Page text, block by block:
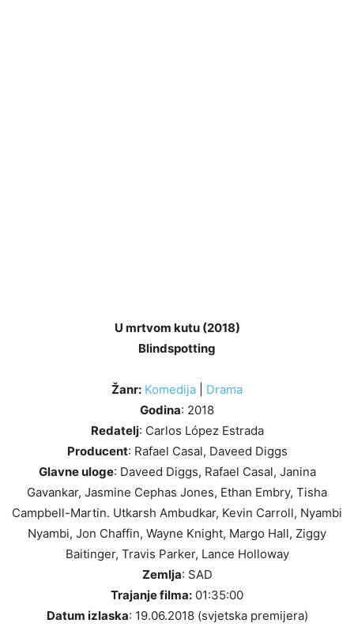
U mrtvom kutu (2018)
Blindspotting
Žanr: Komedija
Drama
Godina: 2018
Redatelj: Carlos López Estrada
Producent: Rafael Casal, Daveed Diggs
Glavne uloge: Daveed Diggs, Rafael Casal, Janina
Gavankar, Jasmine Cephas Jones, Ethan Embry, Tisha
Campbell-Martin. Utkarsh Ambudkar, Kevin Carroll, Nyambi
Nyambi, Jon Chaffin, Wayne Knight, Margo Hall, Ziggy
Baitinger, Travis Parker, Lance Holloway
Zemlja: SAD
Trajanje filma: 01:35:00
Datum izlaska: 19.06.2018 (svjetska premijera)